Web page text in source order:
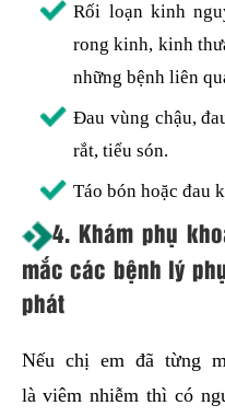
Rối loạn kinh
rong kinh, kinh
những bệnh liên
Đau vùng chậu,
rắt, tiểu són.
Táo bón hoặc đau
4. Khám phụ
mắc các bệnh lý
phát
Nếu chị em đã từng
là viêm nhiễm thì có